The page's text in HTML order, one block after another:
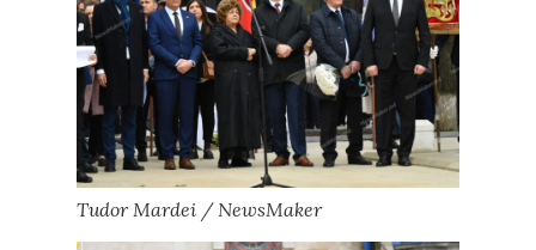
Tudor Mardei / NewsMaker